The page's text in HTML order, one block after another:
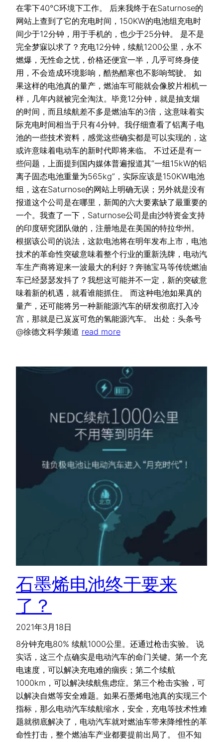
在零下40℃环境下工作。 后来我终于在Saturnose的
网站上查到了它的充电时间，150KW的电池组充电时
间少于12分钟，用于手机的，也少于25分钟。 是不是
完全梦寐以求了？充电12分钟，续航1200公里，永不
燃爆，无性命之忧，价格还便宜一半，几乎可终身使
用，不会造成环境影响，酷热酷寒也不影响驾驶。 如
果这样的电池真的量产，燃油车可能就会像胶片相机一
样，几年内就被完全淘汰。毕竟12分钟，就是抽支烟
的时间，而且续航差不多是燃油车的3倍，这意味着实
际充电时间相当于只有4分钟。我仔细查看了铝离子电
池的一些技术资料，感觉这些确实都是可以实现的，这
或许意味着电动车的新时代即将来临。 不过还是有一
些问题，上面提到国内媒体普遍报道其“一组15kW的铝
离子固态电池重量为565kg”，实际应该是150KW电池
组，这在Saturnose的网站上明确无误；另外就是没有
报道这个公司是在哪里，新闻的六大要素缺了最重要的
一个。我查了一下，Saturnose公司是由沙特资金支持
的印度研究团队做的，注册地是在美国的特拉华州。
根据该公司的说法，这款电池将在明年发布上市，电池
技术的革命性突破意味着整个行业的重新洗牌，电动汽
车生产商将迎来一波最大的利好？奔驰宝马等传统燃油
车已经瑟瑟发抖了？我想这可能并不一定，新的突破意
味着新的机遇，就看谁能抓住。 而这种电池如果真的
量产，还可能将另一种新能源汽车的研发彻底打入冷
宫，那就是已岌岌可危的氢能源汽车。 出处：头条号
@徐德文科学频道 read more
石墨烯电池终于要来
了？
2021年3月18日
8分钟充电80% 续航1000公里。还通过枪击实验。 说
实话，这三个点确实是电动汽车的命门关键。第一个充
电速度，可以解决充电难的痼疾；第二个续航
1000km，可以解决续航焦虑症。第三个枪击实验，可
以解决自燃等安全难题。如果石墨烯电池真的实现三个
指标，那么电动汽车续航缩水，安全，充电等技术性难
题就彻底解决了，电动汽车就对燃油车带来降维性的革
命性打击，整个燃油车产业都要提前出局了。 但不知